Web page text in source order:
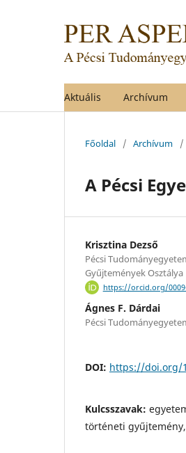
Aktuális Archívum
Főoldal / Archívum /
A Pécsi
Krisztina Dezső
Pécsi
Gyűjtemények Osztálya
https://orcid.org/0009-
Ágnes F. Dárdai
Pécsi
DOI: https://doi.org/
Kulcsszavak:
történeti